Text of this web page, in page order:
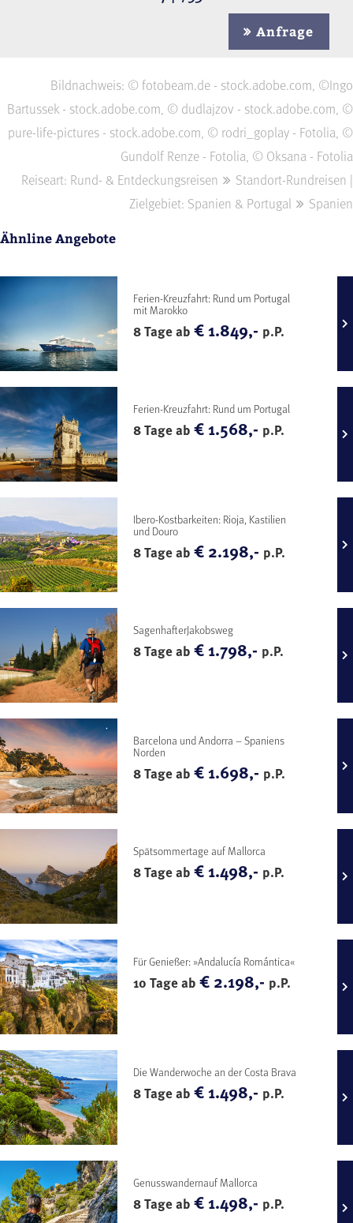
Anfrage
Bildnachweis: © fotobeam.de - stock.adobe.com, ©Ingo
Bartussek - stock.adobe.com, © dudlajzov - stock.adobe.com, ©
pure-life-pictures - stock.adobe.com, © rodri_goplay - Fotolia, ©
Gundolf Renze - Fotolia, © Oksana - Fotolia
Reiseart: Rund- & Entdeckungsreisen
Standort-Rundreisen |
Zielgebiet: Spanien & Portugal
Spanien
Ähnline Angebote
Ferien-Kreuzfahrt: Rund um Portugal
mit Marokko
8 Tage ab€ 1.849,- p.P.
Ferien-Kreuzfahrt: Rund um Portugal
8 Tage ab€ 1.568,- p.P.
Ibero-Kostbarkeiten: Rioja, Kastilien
und Douro
8 Tage ab€ 2.198,- p.P.
SagenhafterJakobsweg
8 Tage ab€ 1.798,- p.P.
Barcelona und Andorra – Spaniens
Norden
8 Tage ab€ 1.698,- p.P.
Spätsommertage auf Mallorca
8 Tage ab€ 1.498,- p.P.
Für Genießer: »Andalucía Romántica«
10 Tage ab€ 2.198,- p.P.
Die Wanderwoche an der Costa Brava
8 Tage ab€ 1.498,- p.P.
Genusswandernauf Mallorca
8 Tage ab€ 1.498,- p.P.